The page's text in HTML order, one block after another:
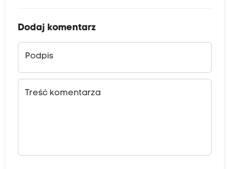
Dodaj komentarz
Podpis
Treść komentarza